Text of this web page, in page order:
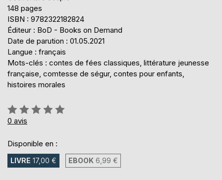
148 pages
ISBN : 9782322182824
Éditeur : BoD - Books on Demand
Date de parution : 01.05.2021
Langue : français
Mots-clés : contes de fées classiques, littérature jeunesse
française, comtesse de ségur, contes pour enfants,
histoires morales
Évaluation:
0%
0 avis
Disponible en :
LIVRE 17,00 € EBOOK 6,99 €